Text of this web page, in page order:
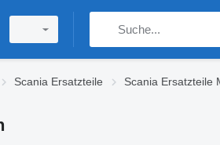
Scania Ersatzteile Scania Ersatzteile